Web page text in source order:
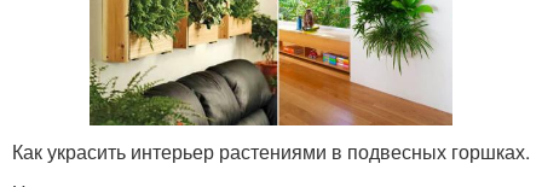
Как украсить интерьер растениями в подвесных горшках.